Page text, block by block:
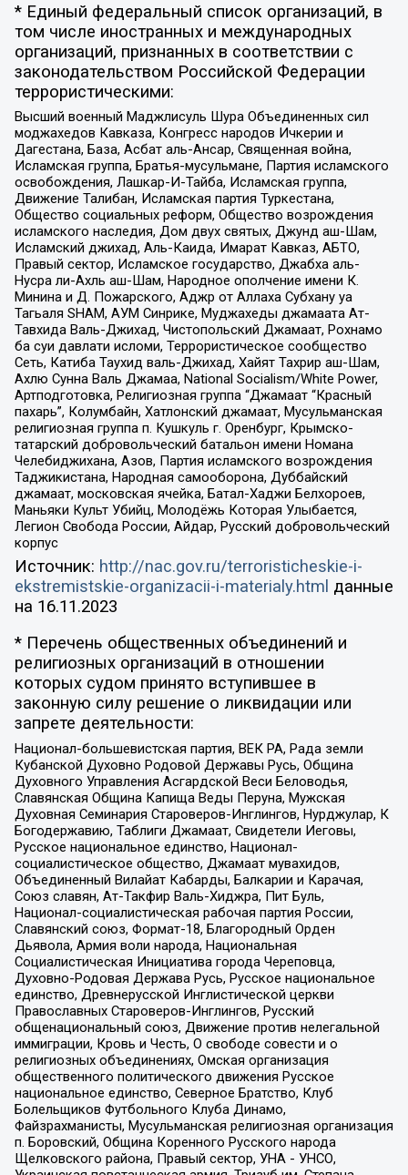
* Единый федеральный список организаций, в
том числе иностранных и международных
организаций, признанных в соответствии с
законодательством Российской Федерации
террористическими:
Высший военный Маджлисуль Шура Объединенных сил
моджахедов Кавказа, Конгресс народов Ичкерии и
Дагестана, База, Асбат аль-Ансар, Священная война,
Исламская группа, Братья-мусульмане, Партия исламского
освобождения, Лашкар-И-Тайба, Исламская группа,
Движение Талибан, Исламская партия Туркестана,
Общество социальных реформ, Общество возрождения
исламского наследия, Дом двух святых, Джунд аш-Шам,
Исламский джихад, Аль-Каида, Имарат Кавказ, АБТО,
Правый сектор, Исламское государство, Джабха аль-
Нусра ли-Ахль аш-Шам, Народное ополчение имени К.
Минина и Д. Пожарского, Аджр от Аллаха Субхану уа
Тагьаля SHAM, АУМ Синрике, Муджахеды джамаата Ат-
Тавхида Валь-Джихад, Чистопольский Джамаат, Рохнамо
ба суи давлати исломи, Террористическое сообщество
Сеть, Катиба Таухид валь-Джихад, Хайят Тахрир аш-Шам,
Ахлю Сунна Валь Джамаа, National Socialism/White Power,
Артподготовка, Религиозная группа “Джамаат “Красный
пахарь”, Колумбайн, Хатлонский джамаат, Мусульманская
религиозная группа п. Кушкуль г. Оренбург, Крымско-
татарский добровольческий батальон имени Номана
Челебиджихана, Азов, Партия исламского возрождения
Таджикистана, Народная самооборона, Дуббайский
джамаат, московская ячейка, Батал-Хаджи Белхороев,
Маньяки Культ Убийц, Молодёжь Которая Улыбается,
Легион Свобода России, Айдар, Русский добровольческий
корпус
Источник: http://nac.gov.ru/terroristicheskie-i-
ekstremistskie-organizacii-i-materialy.html данные
на 16.11.2023
* Перечень общественных объединений и
религиозных организаций в отношении
которых судом принято вступившее в
законную силу решение о ликвидации или
запрете деятельности:
Национал-большевистская партия, ВЕК РА, Рада земли
Кубанской Духовно Родовой Державы Русь, Община
Духовного Управления Асгардской Веси Беловодья,
Славянская Община Капища Веды Перуна, Мужская
Духовная Семинария Староверов-Инглингов, Нурджулар, К
Богодержавию, Таблиги Джамаат, Свидетели Иеговы,
Русское национальное единство, Национал-
социалистическое общество, Джамаат мувахидов,
Объединенный Вилайат Кабарды, Балкарии и Карачая,
Союз славян, Ат-Такфир Валь-Хиджра, Пит Буль,
Национал-социалистическая рабочая партия России,
Славянский союз, Формат-18, Благородный Орден
Дьявола, Армия воли народа, Национальная
Социалистическая Инициатива города Череповца,
Духовно-Родовая Держава Русь, Русское национальное
единство, Древнерусской Инглистической церкви
Православных Староверов-Инглингов, Русский
общенациональный союз, Движение против нелегальной
иммиграции, Кровь и Честь, О свободе совести и о
религиозных объединениях, Омская организация
общественного политического движения Русское
национальное единство, Северное Братство, Клуб
Болельщиков Футбольного Клуба Динамо,
Файзрахманисты, Мусульманская религиозная организация
п. Боровский, Община Коренного Русского народа
Щелковского района, Правый сектор, УНА - УНСО,